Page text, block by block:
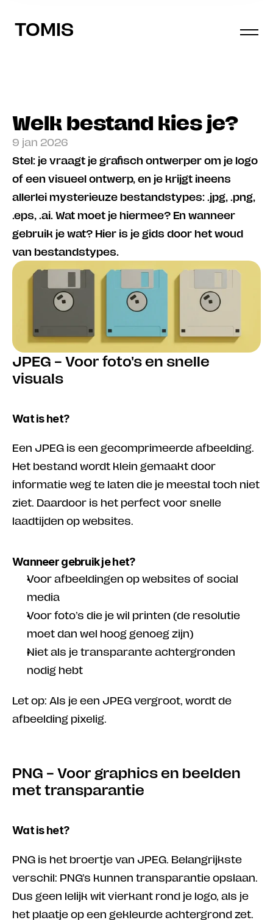
TOMIS
Welk bestand kies je?
9 jan 2026
Stel: je vraagt je grafisch ontwerper om je logo
of een visueel ontwerp, en je krijgt ineens
allerlei mysterieuze bestandstypes: .jpg, .png,
.eps, .ai. Wat moet je hiermee? En wanneer
gebruik je wat? Hier is je gids door het woud
van bestandstypes.
JPEG – Voor foto's en snelle
visuals
Wat is het?
Een JPEG is een gecomprimeerde afbeelding.
Het bestand wordt klein gemaakt door
informatie weg te laten die je meestal toch niet
ziet. Daardoor is het perfect voor snelle
laadtijden op websites.
Wanneer gebruik je het?
Voor afbeeldingen op websites of social
media
Voor foto’s die je wil printen (de resolutie
moet dan wel hoog genoeg zijn)
Niet als je transparante achtergronden
nodig hebt
Let op: Als je een JPEG vergroot, wordt de
afbeelding pixelig.
PNG – Voor graphics en beelden
met transparantie
Wat is het?
PNG is het broertje van JPEG. Belangrijkste
verschil: PNG’s kunnen transparantie opslaan.
Dus geen lelijk wit vierkant rond je logo, als je
het plaatje op een gekleurde achtergrond zet.